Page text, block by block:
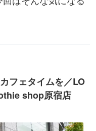
フェタイムを／LO
shop原宿店